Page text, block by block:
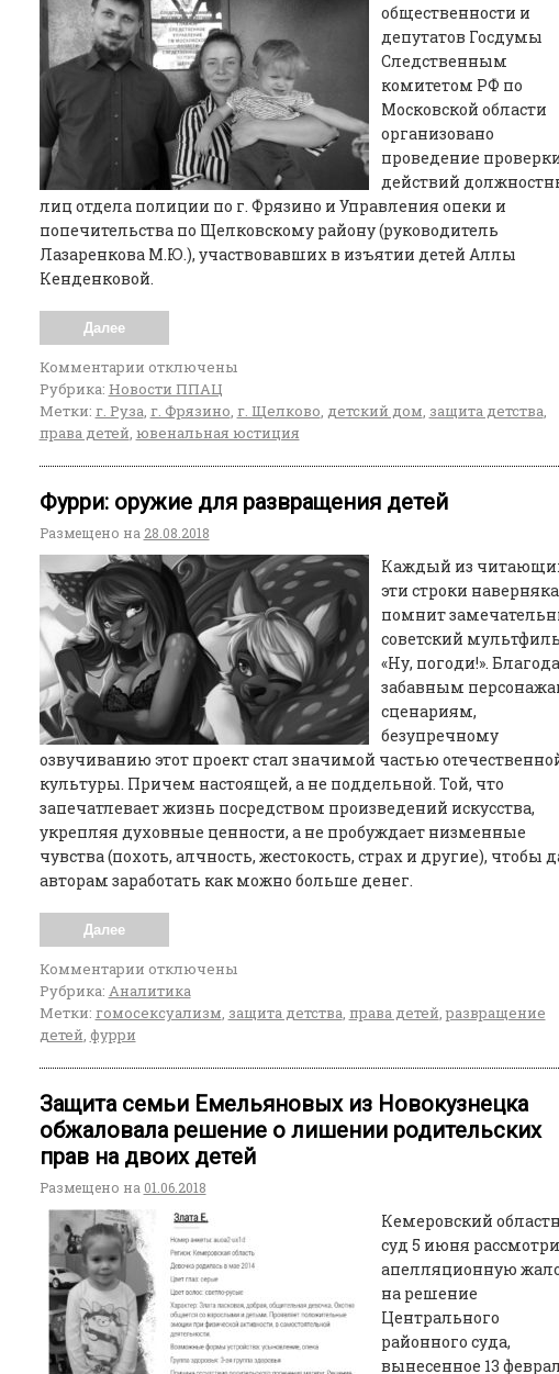
общественности и
депутатов Госдумы
Следственным
комитетом РФ по
Московской области
организовано
проведение
действий
лиц отдела полиции по г. Фрязино и Управления опеки и
попечительства по Щелковскому району (руководитель
Лазаренкова М.Ю.), участвовавших в изъятии детей Аллы
Кенденковой.
Далее
Комментарии отключены
Рубрика: Новости ППАЦ
Метки: г. Руза, г. Фрязино, г. Щелково, детский дом, защита детства,
права детей, ювенальная юстиция
Фурри: оружие для развращения детей
Размещено на 28.08.2018
Каждый из
эти строки наверняка
помнит
советский
«Ну, погоди!».
забавным
сценариям,
безупречному
озвучиванию этот проект стал значимой частью
культуры. Причем настоящей, а не поддельной. Той, что
запечатлевает жизнь посредством произведений искусства,
укрепляя духовные ценности, а не пробуждает низменные
чувства (похоть, алчность, жестокость, страх и другие), чтобы
авторам заработать как можно больше денег.
Далее
Комментарии отключены
Рубрика: Аналитика
Метки: гомосексуализм, защита детства, права детей,развращение
детей, фурри
Защита семьи Емельяновых из Новокузнецка
обжаловала решение о лишении родительских
прав на двоих детей
Размещено на 01.06.2018
Кемеровский
суд 5 июня
апелляционную
на решение
Центрального
районного суда,
вынесенное 13